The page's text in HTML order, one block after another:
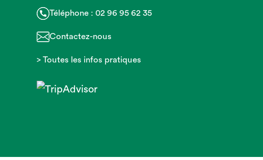
Téléphone : 02 96 95 62 35
Contactez-nous
> Toutes les infos pratiques